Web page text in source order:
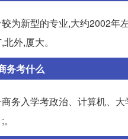
为新型的专业,大约2002年
外,厦大。
务考什么
务入学考政治、计算机、